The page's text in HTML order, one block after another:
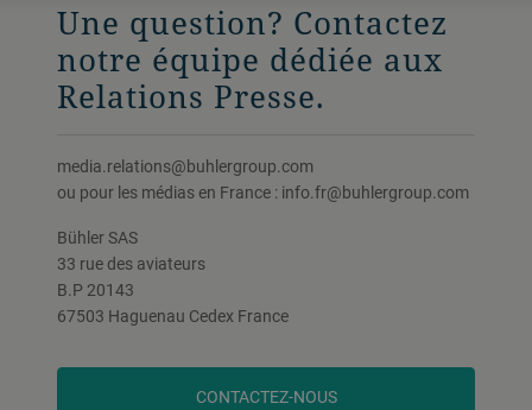
Une question? Contactez
notre équipe dédiée aux
Relations Presse.
media.relations@buhlergroup.com
ou pour les médias en France : info.fr@buhlergroup.com
Bühler SAS
33 rue des aviateurs
B.P 20143
67503 Haguenau Cedex France
CONTACTEZ-NOUS